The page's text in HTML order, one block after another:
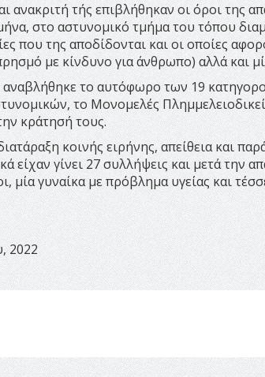
ανακριτή τής επιβλήθηκαν οι όροι της
στο αστυνομικό τμήμα του τόπου
που της αποδίδονται και οι οποίες
με κίνδυνο για άνθρωπο) αλλά και
αναβλήθηκε το αυτόφωρο των 19
το Μονομελές
κράτησή τους.
κοινής ειρήνης, απείθεια και
γίνει 27 συλλήψεις και μετά την
μία γυναίκα με πρόβλημα υγείας και
2022